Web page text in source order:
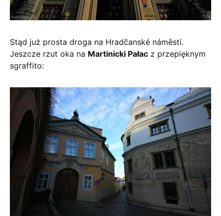
Stąd już prosta droga na Hradčanské náměstí.
Jeszcze rzut oka na Martinicki Pałac z przepięknym
sgraffito: